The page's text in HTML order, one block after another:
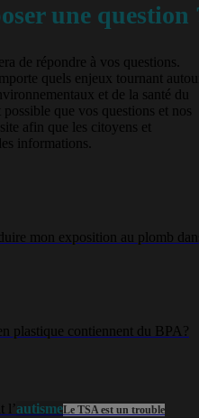
une question
de répondre à vos questions.
quels enjeux tournant
et de la santé du
que vos questions et nos
afin que les citoyens et
informations.
mon exposition au plomb
plastique contiennent du BPA?
l’autismeLe TSA est un trouble